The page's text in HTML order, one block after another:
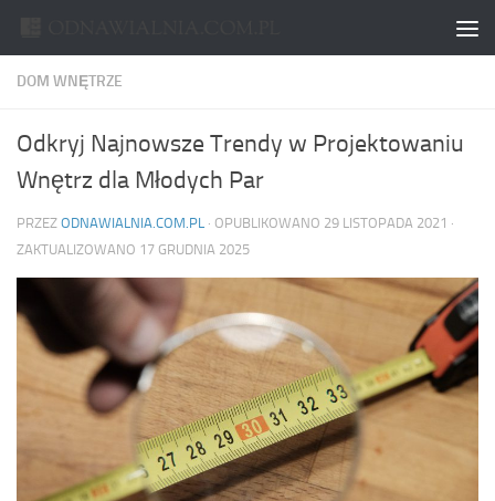
DOM WNĘTRZE
Odkryj Najnowsze Trendy w Projektowaniu
Wnętrz dla Młodych Par
PRZEZ ODNAWIALNIA.COM.PL · OPUBLIKOWANO 29 LISTOPADA 2021 ·
ZAKTUALIZOWANO 17 GRUDNIA 2025